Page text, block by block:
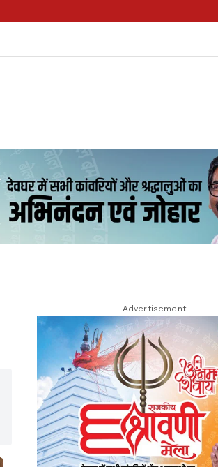
Advertisement